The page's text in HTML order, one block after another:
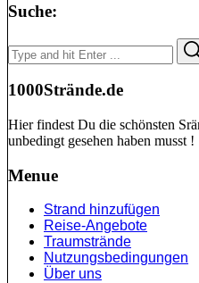
Suche:
Search
for:
1000Strände.de
Hier findest Du die schönsten
unbedingt gesehen haben musst !
Menue
Strand hinzufügen
Reise-Angebote
Traumstrände
Nutzungsbedingungen
Über uns